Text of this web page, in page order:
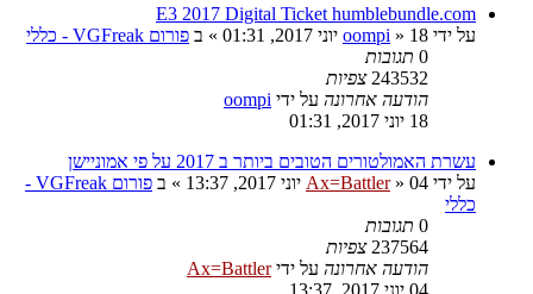
E3 2017 Digital Ticket humblebundle.com
על ידי
oompi » 18 יוני 2017, 01:31 » ב פורום VGFreak - כללי
0 תגובות
243532 צפיות
הודעה אחרונה על ידי oompi
18 יוני 2017, 01:31
עשרת האמולטורים הטובים ביותר ב 2017 על פי אמוניישן
על ידי
Ax=Battler» 04 יוני 2017, 13:37 » ב
פורום VGFreak -
כללי
0 תגובות
237564 צפיות
הודעה אחרונה על ידיAx=Battler